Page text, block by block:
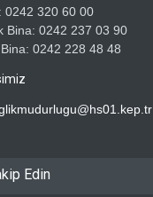
0242 320 60 00
Bina: 0242 237 03 90
0242 228 48 48
Edin